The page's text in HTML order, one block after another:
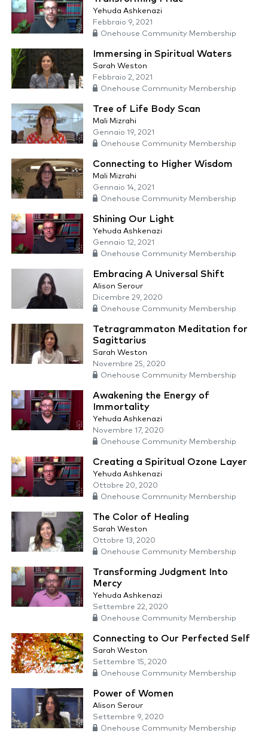
Yehuda Ashkenazi
Febbraio 9, 2021
Onehouse Community Membership
Immersing in Spiritual Waters
Sarah Weston
Febbraio 2, 2021
Onehouse Community Membership
Tree of Life Body Scan
Mali Mizrahi
Gennaio 19, 2021
Onehouse Community Membership
Connecting to Higher Wisdom
Mali Mizrahi
Gennaio 14, 2021
Onehouse Community Membership
Shining Our Light
Yehuda Ashkenazi
Gennaio 12, 2021
Onehouse Community Membership
Embracing A Universal Shift
Alison Serour
Dicembre 29, 2020
Onehouse Community Membership
Tetragrammaton Meditation for
Sagittarius
Sarah Weston
Novembre 25, 2020
Onehouse Community Membership
Awakening the Energy of
Immortality
Yehuda Ashkenazi
Novembre 17, 2020
Onehouse Community Membership
Creating a Spiritual Ozone Layer
Yehuda Ashkenazi
Ottobre 20, 2020
Onehouse Community Membership
The Color of Healing
Sarah Weston
Ottobre 13, 2020
Onehouse Community Membership
Transforming Judgment Into
Mercy
Yehuda Ashkenazi
Settembre 22, 2020
Onehouse Community Membership
Connecting to Our Perfected Self
Sarah Weston
Settembre 15, 2020
Onehouse Community Membership
Power of Women
Alison Serour
Settembre 9, 2020
Onehouse Community Membership